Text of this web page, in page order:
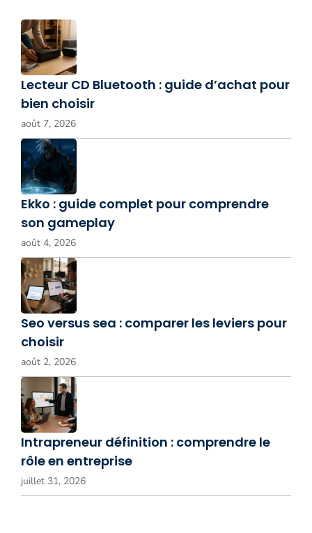
Lecteur CD Bluetooth : guide d’achat pour
bien choisir
août 7, 2026
Ekko : guide complet pour comprendre
son gameplay
août 4, 2026
Seo versus sea : comparer les leviers pour
choisir
août 2, 2026
Intrapreneur définition : comprendre le
rôle en entreprise
juillet 31, 2026